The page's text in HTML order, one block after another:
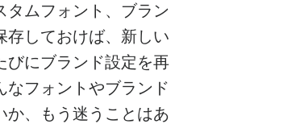
タムフォント、ブラン
存しておけば、新しい
びにブランド設定を再
なフォントやブランド
か、もう迷うことはあ